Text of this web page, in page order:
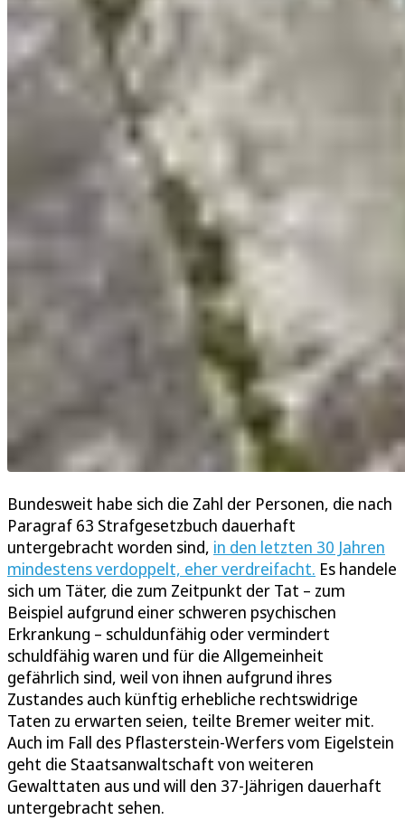
Bundesweit habe sich die Zahl der Personen, die nach
Paragraf 63 Strafgesetzbuch dauerhaft
untergebracht worden sind, in den letzten 30 Jahren
mindestens verdoppelt, eher verdreifacht. Es handele
sich um Täter, die zum Zeitpunkt der Tat – zum
Beispiel aufgrund einer schweren psychischen
Erkrankung – schuldunfähig oder vermindert
schuldfähig waren und für die Allgemeinheit
gefährlich sind, weil von ihnen aufgrund ihres
Zustandes auch künftig erhebliche rechtswidrige
Taten zu erwarten seien, teilte Bremer weiter mit.
Auch im Fall des Pflasterstein-Werfers vom Eigelstein
geht die Staatsanwaltschaft von weiteren
Gewalttaten aus und will den 37-Jährigen dauerhaft
untergebracht sehen.